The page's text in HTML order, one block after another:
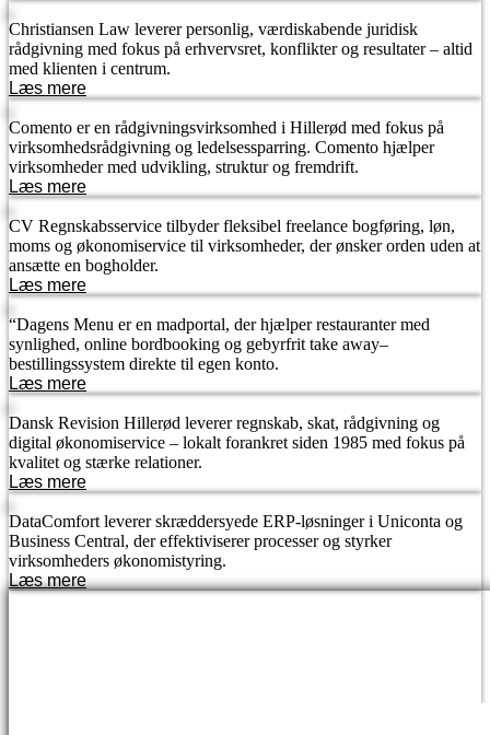
Christiansen Law leverer personlig, værdiskabende juridisk
rådgivning med fokus på erhvervsret, konflikter og resultater – altid
med klienten i centrum.
Læs mere
Comento er en rådgivningsvirksomhed i Hillerød med fokus på
virksomhedsrådgivning og ledelsessparring. Comento hjælper
virksomheder med udvikling, struktur og fremdrift.
Læs mere
CV Regnskabsservice tilbyder fleksibel freelance bogføring, løn,
moms og økonomiservice til virksomheder, der ønsker orden uden at
ansætte en bogholder.
Læs mere
“Dagens Menu er en madportal, der hjælper restauranter med
synlighed, online bordbooking og gebyrfrit take away–
bestillingssystem direkte til egen konto.
Læs mere
Dansk Revision Hillerød leverer regnskab, skat, rådgivning og
digital økonomiservice – lokalt forankret siden 1985 med fokus på
kvalitet og stærke relationer.
Læs mere
DataComfort leverer skræddersyede ERP-løsninger i Uniconta og
Business Central, der effektiviserer processer og styrker
virksomheders økonomistyring.
Læs mere